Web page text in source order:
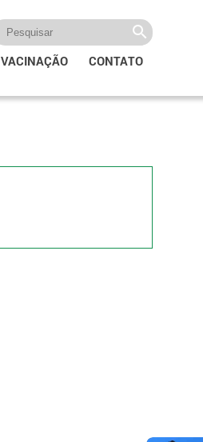
VACINAÇÃO CONTATO